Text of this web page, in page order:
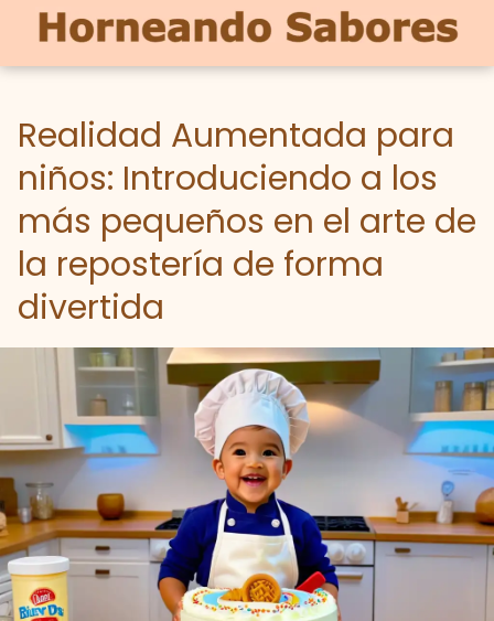
Realidad Aumentada para
niños: Introduciendo a los
más pequeños en el arte de
la repostería de forma
divertida